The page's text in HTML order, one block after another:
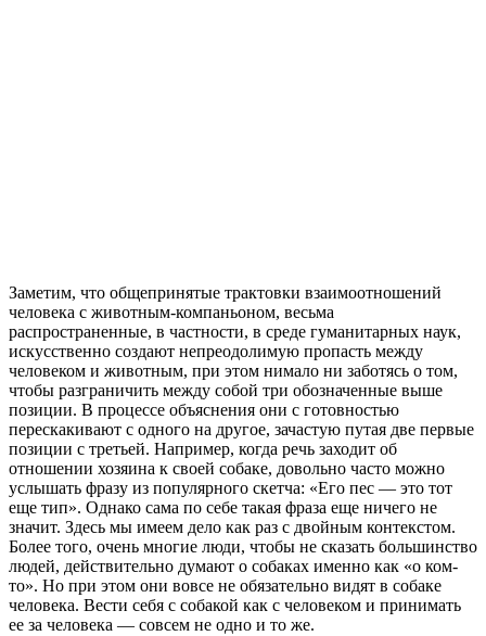
Заметим, что общепринятые трактовки взаимоотношений
человека с животным-компаньоном, весьма
распространенные, в частности, в среде гуманитарных наук,
искусственно создают непреодолимую пропасть между
человеком и животным, при этом нимало ни заботясь о том,
чтобы разграничить между собой три обозначенные выше
позиции. В процессе объяснения они с готовностью
перескакивают с одного на другое, зачастую путая две первые
позиции с третьей. Например, когда речь заходит об
отношении хозяина к своей собаке, довольно часто можно
услышать фразу из популярного скетча: «Его пес — это тот
еще тип». Однако сама по себе такая фраза еще ничего не
значит. Здесь мы имеем дело как раз с двойным контекстом.
Более того, очень многие люди, чтобы не сказать большинство
людей, действительно думают о собаках именно как «о ком-
то». Но при этом они вовсе не обязательно видят в собаке
человека. Вести себя с собакой как с человеком и принимать
ее за человека — совсем не одно и то же.